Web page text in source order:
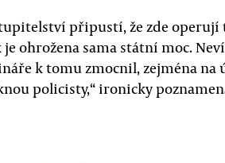
připustí, že zde operují
ohrožena sama státní moc.
k tomu zmocnil, zejména na
policisty,“ ironicky